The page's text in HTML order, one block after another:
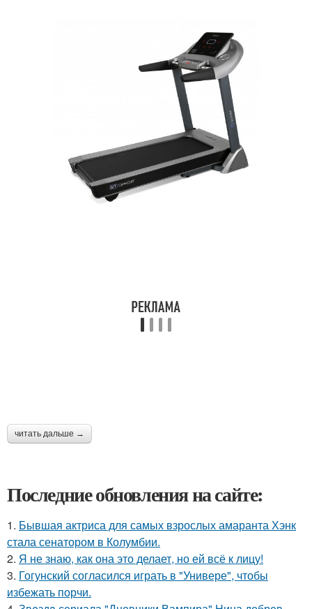
читать дальше →
Последние обновления на сайте:
1. Бывшая актриса для самых взрослых амаранта Хэнк
стала сенатором в Колумбии.
2. Я не знаю, как она это делает, но ей всё к лицу!
3. Гогунский согласился играть в "Универе", чтобы
избежать порчи.